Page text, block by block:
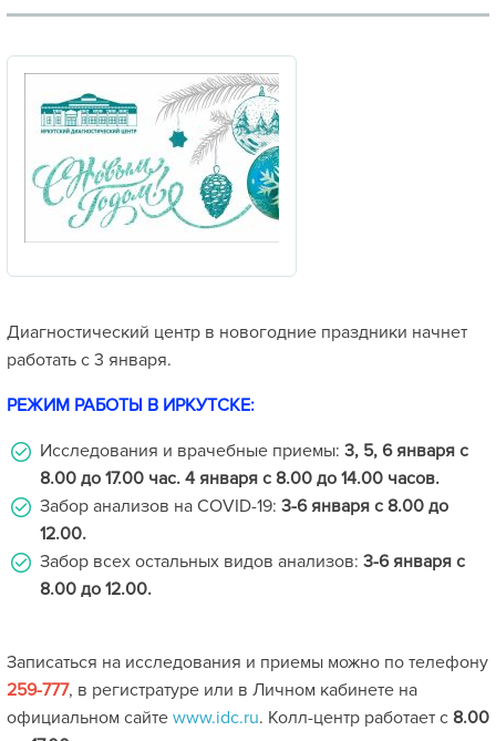
Диагностический центр в новогодние праздники начнет
работать с 3 января.
РЕЖИМ РАБОТЫ В ИРКУТСКЕ:
Исследования и врачебные приемы: 3, 5, 6 января с
8.00 до 17.00 час. 4 января с 8.00 до 14.00 часов.
Забор анализов на COVID-19: 3-6 января с 8.00 до
12.00.
Забор всех остальных видов анализов: 3-6 января с
8.00 до 12.00.
Записаться на исследования и приемы можно по телефону
259-777, в регистратуре или в Личном кабинете на
официальном сайте www.idc.ru. Колл-центр работает с 8.00